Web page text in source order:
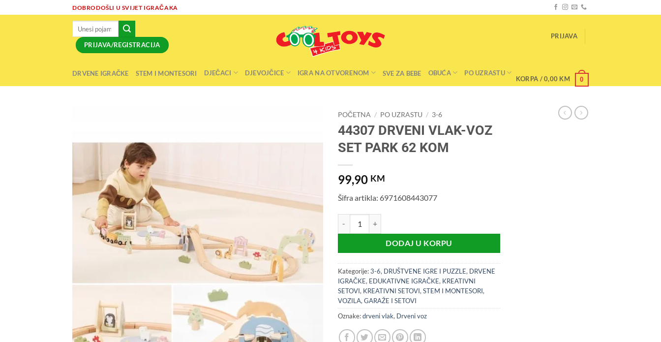
to
DOBRODOŠLI U SVIJET IGRAČAKA
PRIJAVA/REGISTRACIJA
PRIJAVA
KORPA /0,00 KM 0
DRVENE IGRAČKE STEM I MONTESORI DJEČACI DJEVOJČICE IGRA NA OTVORENOM SVE ZA BEBE OBUĆA PO UZRASTU
POČETNA / PO UZRASTU / 3-6
44307 DRVENI VLAK-VOZ
SET PARK 62 KOM
99,90 KM
Šifra artikla: 6971608443077
DODAJ U KORPU
Kategorije:3-6, DRUŠTVENE IGRE I PUZZLE, DRVENE
IGRAČKE, EDUKATIVNE IGRAČKE, KREATIVNI
SETOVI, KREATIVNI SETOVI, STEM I MONTESORI,
VOZILA, GARAŽE I SETOVI
Oznake:drveni vlak, Drveni voz